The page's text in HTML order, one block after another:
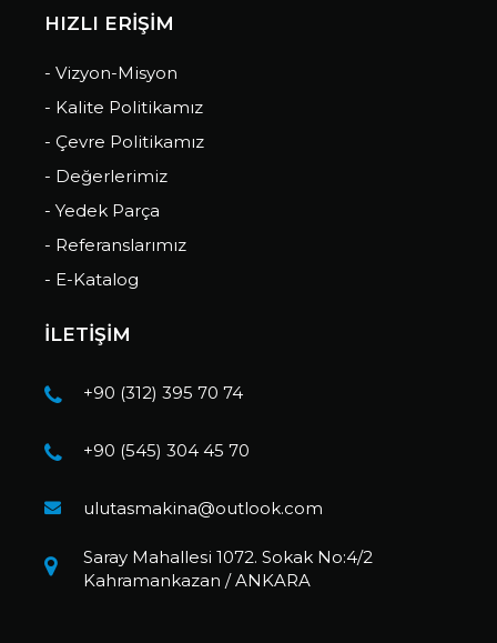
HIZLI ERİŞİM
- Vizyon-Misyon
- Kalite Politikamız
- Çevre Politikamız
- Değerlerimiz
- Yedek Parça
- Referanslarımız
- E-Katalog
İLETİŞİM
+90 (312) 395 70 74
+90 (545) 304 45 70
ulutasmakina@outlook.com
Saray Mahallesi 1072. Sokak No:4/2
Kahramankazan / ANKARA